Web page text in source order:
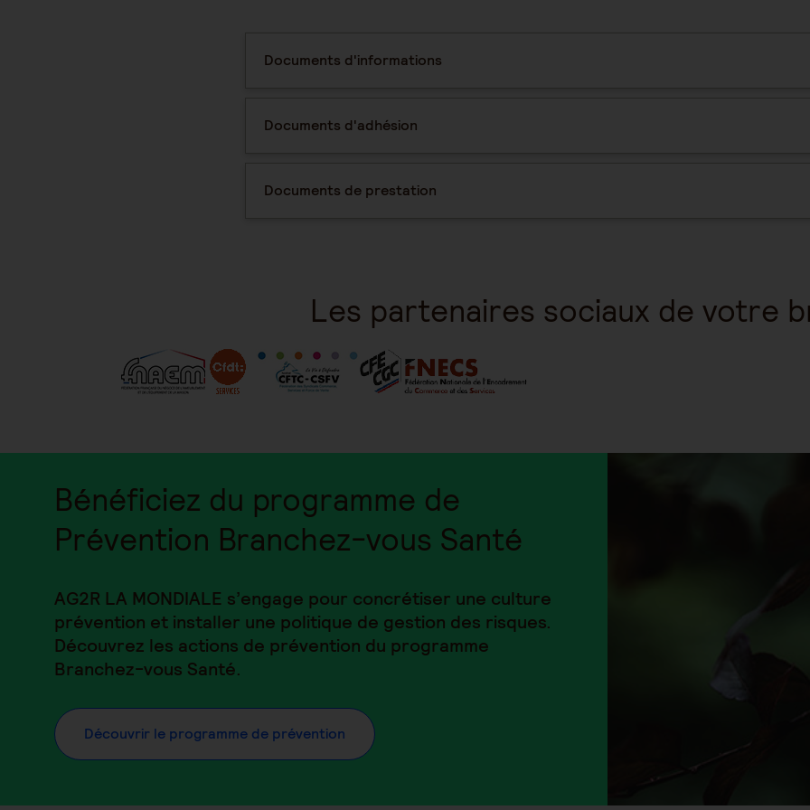
Documents d'informations
Documents d'adhésion
Documents de prestation
Les partenaires sociaux de votre
Bénéficiez du programme de
Prévention Branchez-vous Santé
AG2R LA MONDIALE s’engage pour concrétiser une culture
prévention et installer une politique de gestion des risques.
Découvrez les actions de prévention du programme
Branchez-vous Santé.
Découvrir le programme de prévention